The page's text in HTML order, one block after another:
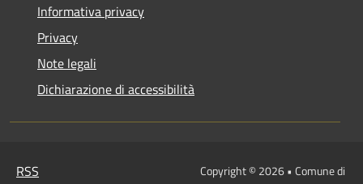
Informativa privacy
Privacy
Note legali
Dichiarazione di accessibilità
RSS
Copyright © 2026 • Comune di